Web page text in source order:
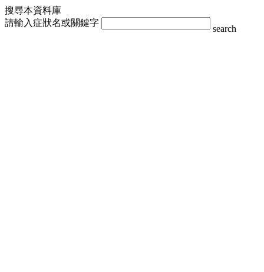
搜尋本資料庫
請輸入症狀名或關鍵字
search